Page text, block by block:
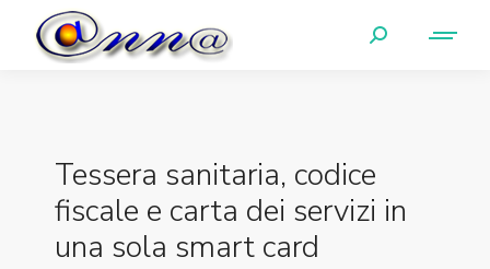
Tessera sanitaria, codice
fiscale e carta dei servizi in
una sola smart card